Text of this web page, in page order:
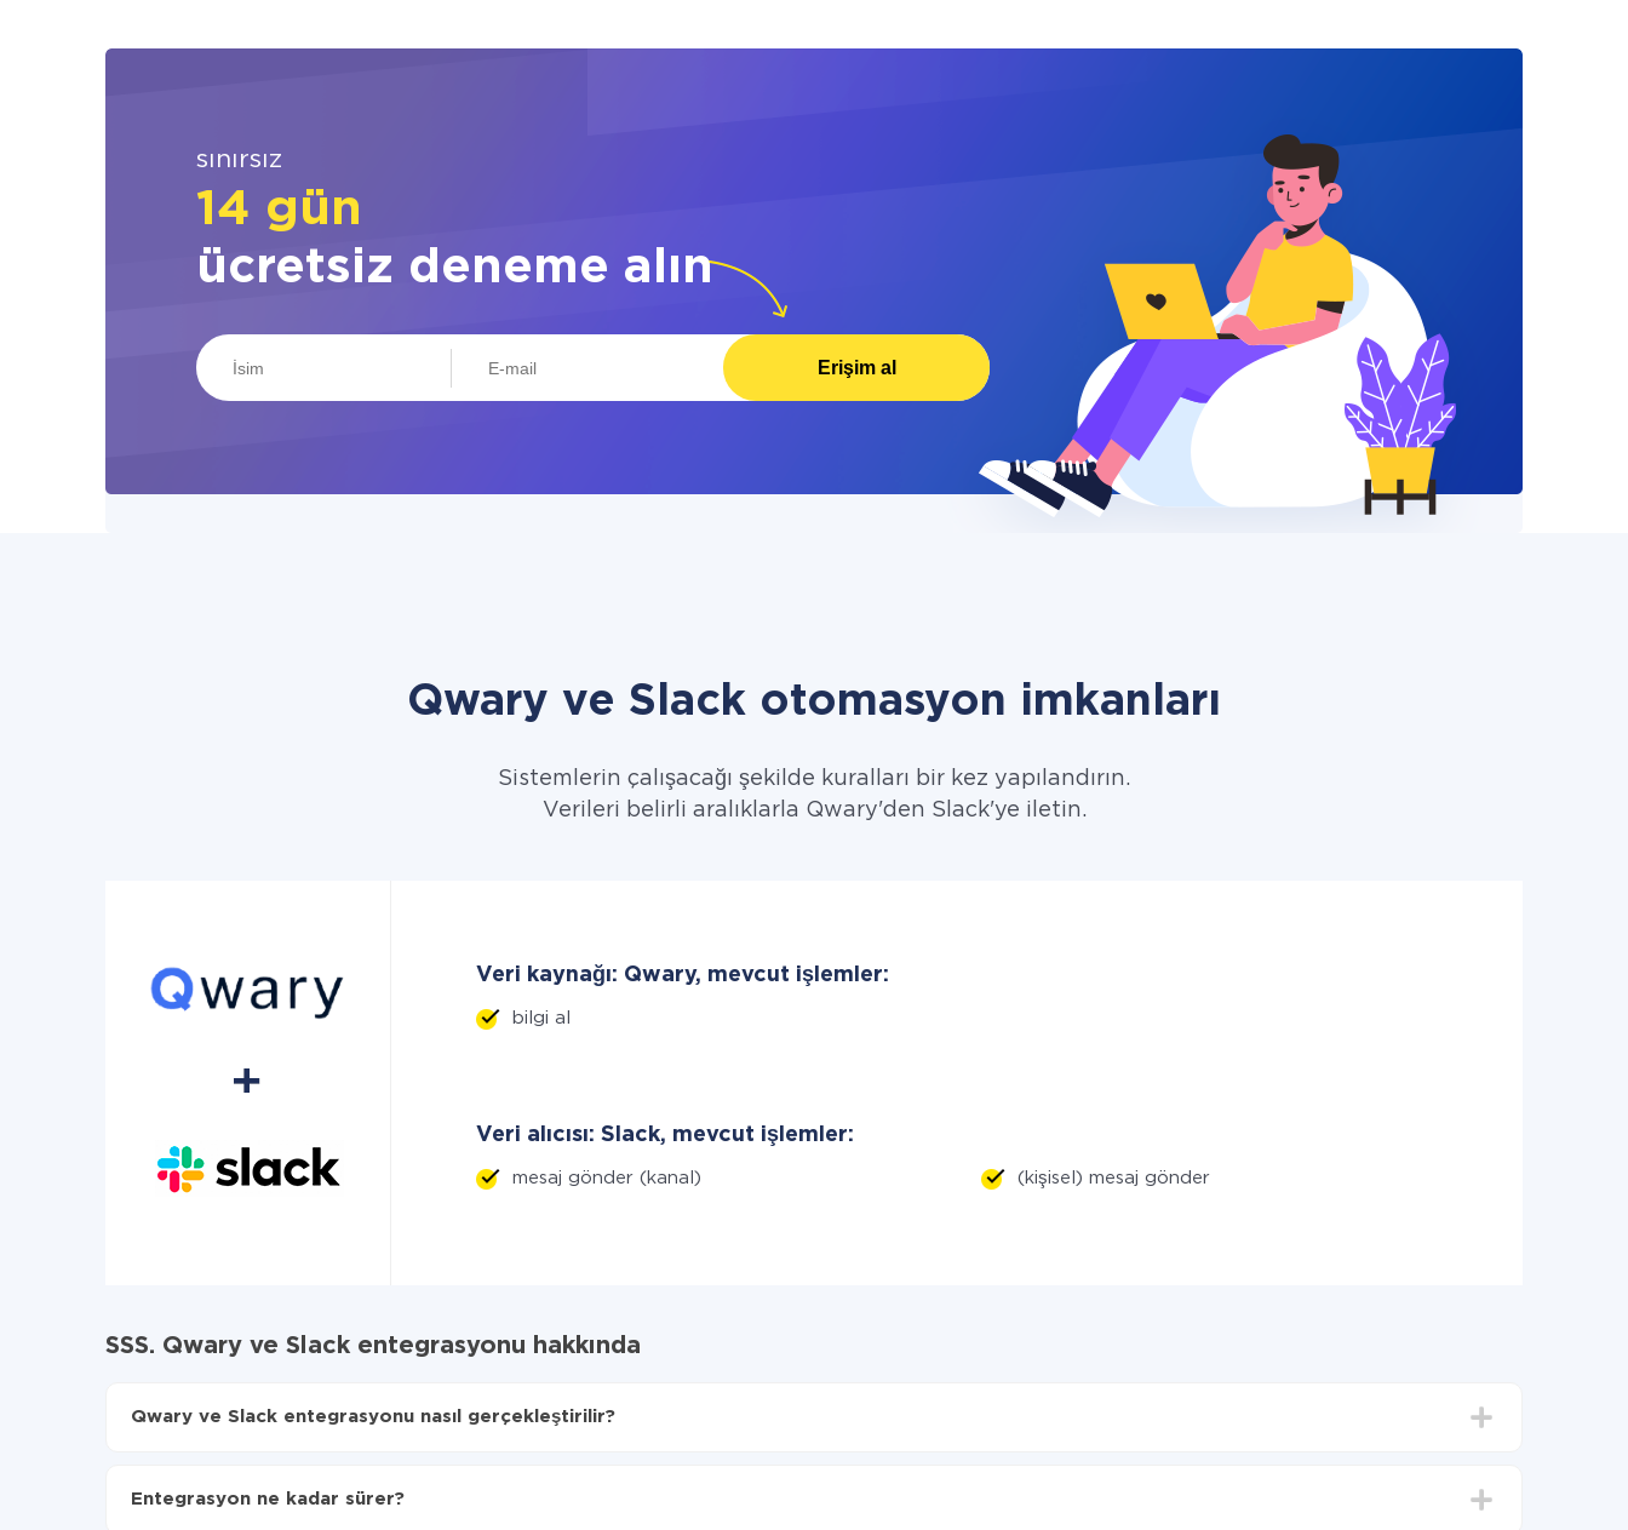
sınırsız
14 gün
ücretsiz deneme alın
Erişim al
Qwary ve Slack otomasyon imkanları
Sistemlerin çalışacağı şekilde kuralları bir kez yapılandırın.
Verileri belirli aralıklarla Qwary'den Slack'ye iletin.
Veri kaynağı: Qwary, mevcut işlemler:
bilgi al
Veri alıcısı: Slack, mevcut işlemler:
mesaj gönder (kanal) (kişisel) mesaj gönder
SSS. Qwary ve Slack entegrasyonu hakkında
Qwary ve Slack entegrasyonu nasıl gerçekleştirilir?
Otomatik güncellemeyi aç
Entegrasyon ne kadar sürer?